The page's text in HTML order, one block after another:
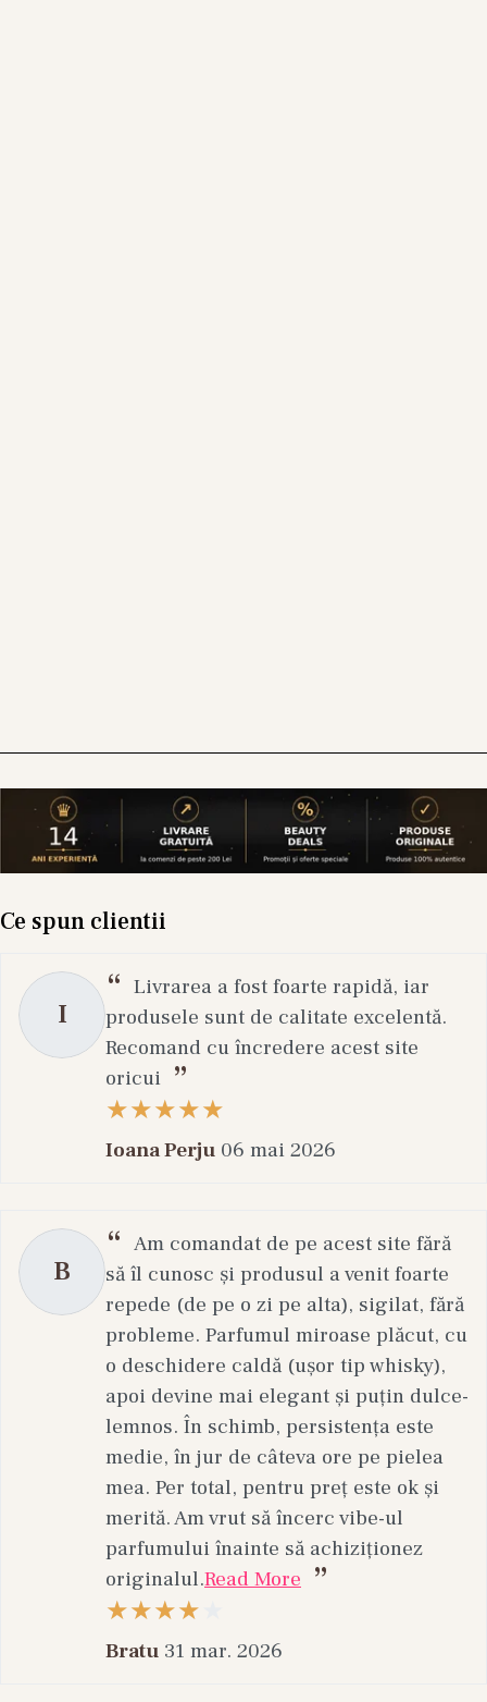
Ce spun clientii
I
Livrarea a fost foarte rapidă, iar
produsele sunt de calitate excelentă.
Recomand cu încredere acest site
oricui
Ioana Perju 06 mai 2026
B
Am comandat de pe acest site fără
să îl cunosc și produsul a venit foarte
repede (de pe o zi pe alta), sigilat, fără
probleme. Parfumul miroase plăcut, cu
o deschidere caldă (ușor tip whisky),
apoi devine mai elegant și puțin dulce-
lemnos. În schimb, persistența este
medie, în jur de câteva ore pe pielea
mea. Per total, pentru preț este ok și
merită. Am vrut să încerc vibe-ul
parfumului înainte să achiziționez
originalul.Read More
Bratu 31 mar. 2026